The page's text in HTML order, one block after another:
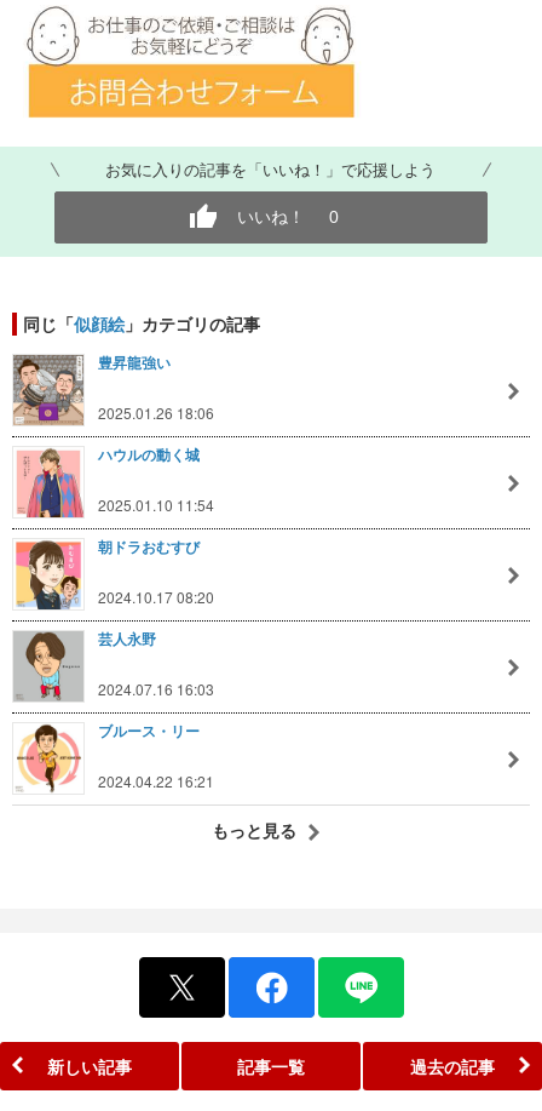
お気に入りの記事を「いいね！」で応援しよう
いいね！ 0
同じ「似顔絵」カテゴリの記事
豊昇龍強い
2025.01.26 18:06
ハウルの動く城
2025.01.10 11:54
朝ドラおむすび
2024.10.17 08:20
芸人永野
2024.07.16 16:03
ブルース・リー
2024.04.22 16:21
もっと見る
新しい記事 記事一覧 過去の記事